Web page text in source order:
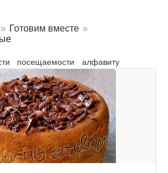
» Готовим вместе »
посещаемости алфавиту